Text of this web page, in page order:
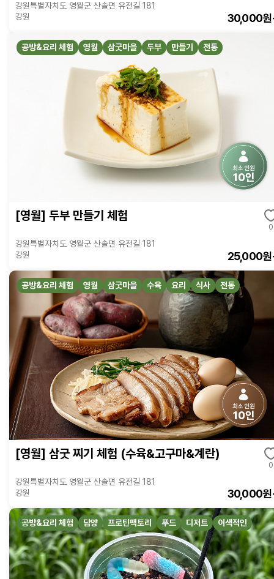
강원특별자치도 영월군 산솔면 유전길 181
강원
30,000
공방&요리 체험 영월 삼굿마을 두부 만들기 전통
[영월] 두부 만들기 체험
0
강원특별자치도 영월군 산솔면 유전길 181
강원
25,000
공방&요리 체험 영월 삼굿마을 수육 요리 식사 전통
[영월] 삼굿 찌기 체험 (수육&고구마&계란)
0
강원특별자치도 영월군 산솔면 유전길 181
강원
30,000
공방&요리 체험 담양 프로틴팩토리 푸드 디저트 이색적인